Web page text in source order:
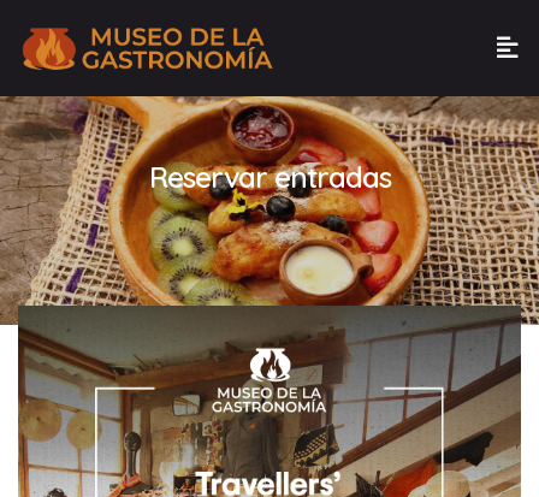
Reservar entradas